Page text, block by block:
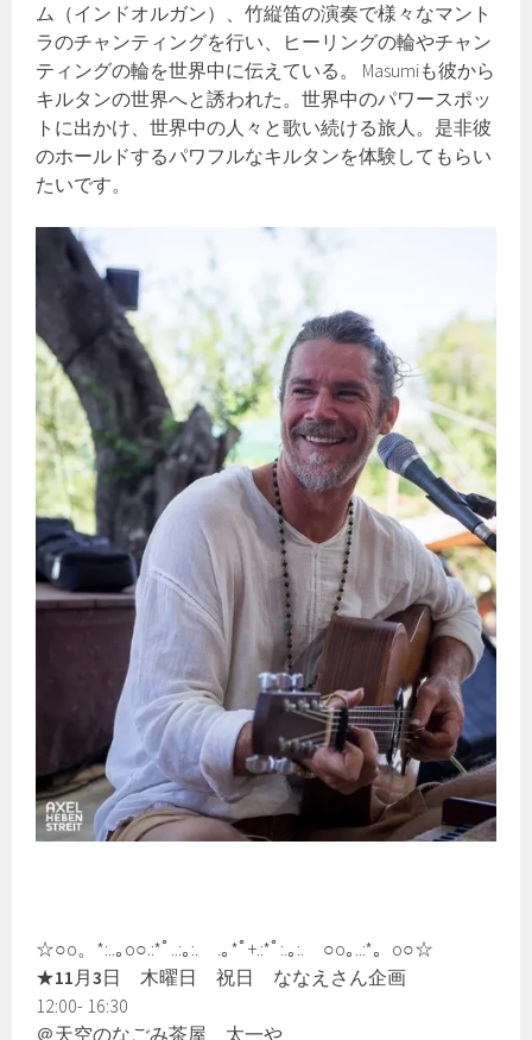
ム（インドオルガン）、竹縦笛の演奏で様々なマント
ラのチャンティングを行い、ヒーリングの輪やチャン
ティングの輪を世界中に伝えている。 Masumiも彼から
キルタンの世界へと誘われた。世界中のパワースポッ
トに出かけ、世界中の人々と歌い続ける旅人。是非彼
のホールドするパワフルなキルタンを体験してもらい
たいです。
☆○o。*:..｡o○.:*ﾟ..:｡:. .｡*ﾟ+.:*ﾟ:.｡:. ○o｡..:*。o○☆
★11月3日 木曜日 祝日 ななえさん企画
12:00- 16:30
＠天空のなごみ茶屋 太一や